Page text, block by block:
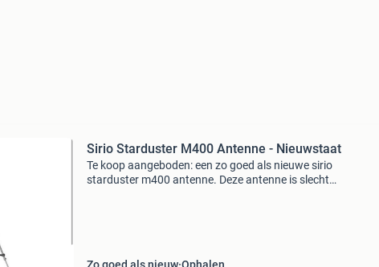
Sirio Starduster M400 Antenne - Nieuwstaat
Te koop aangeboden: een zo goed als nieuwe sirio
starduster m400 antenne. Deze antenne is slechts